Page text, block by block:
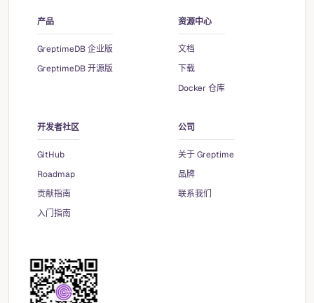
产品
GreptimeDB 企业版
GreptimeDB 开源版
资源中心
文档
下载
Docker 仓库
开发者社区
GitHub
Roadmap
贡献指南
入门指南
公司
关于 Greptime
品牌
联系我们